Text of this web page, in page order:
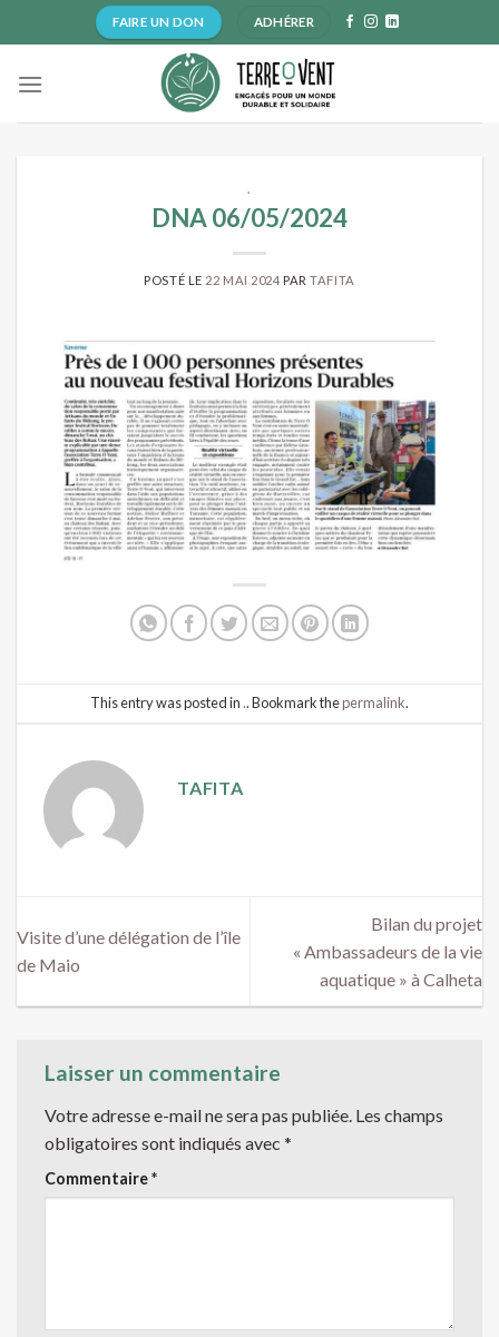
to
FAIRE UN DON ADHÉRER
.
DNA 06/05/2024
POSTÉ LE 22 MAI 2024 PARTAFITA
This entry was posted in.. Bookmark thepermalink.
TAFITA
Visite d’une délégation de l’île
de Maio
Bilan du projet
« Ambassadeurs de la vie
aquatique » à Calheta
Laisser un commentaire
Votre adresse e-mail ne sera pas publiée. Les champs
obligatoires sont indiqués avec *
Commentaire*